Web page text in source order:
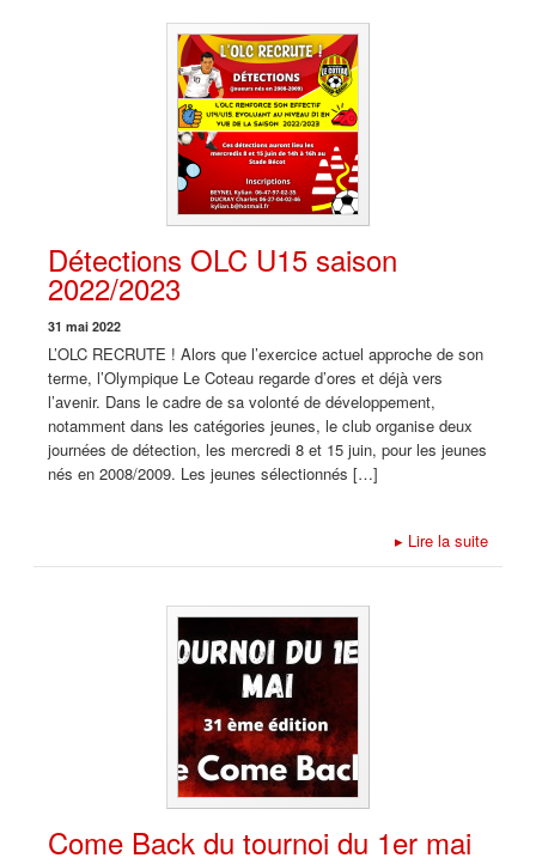
Détections OLC U15 saison
2022/2023
31 mai 2022
L’OLC RECRUTE ! Alors que l’exercice actuel approche de son
terme, l’Olympique Le Coteau regarde d’ores et déjà vers
l’avenir. Dans le cadre de sa volonté de développement,
notamment dans les catégories jeunes, le club organise deux
journées de détection, les mercredi 8 et 15 juin, pour les jeunes
nés en 2008/2009. Les jeunes sélectionnés […]
▸ Lire la suite
Come Back du tournoi du 1er mai